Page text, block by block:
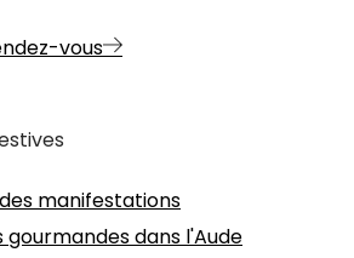
vous
manifestations
gourmandes dans l'Aude